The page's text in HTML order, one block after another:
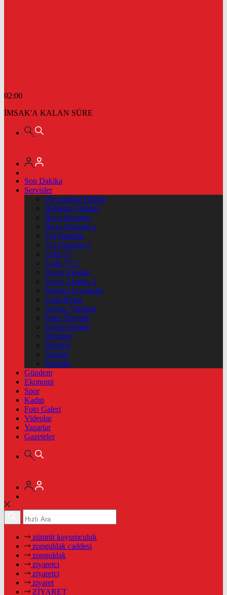
02:00
İMSAK'A KALAN SÜRE
Son Dakika
Servisler
Vizyondaki Filmler
Haftanin Filmleri
Hava Durumu
Hava Durumu 2
Yol Durumu
Yol Durumu 2
Canlı Tv
Canlı Tv 2
Yayın Akışları
Yayın Akışları 2
Nöbetçi Eczaneler
Canlı Borsa
Namaz Vakitleri
Puan Durumu
Kripto Paralar
Dövizler
Hisseler
Altınlar
Pariteler
Gündem
Ekonomi
Spor
Kadın
Foto Galeri
Videolar
Yazarlar
Gazeteler
zümrüt kuyumculuk
zonguldak caddesi
zonguldak
ziyaretci
ziyaretçi
ziyaret
ZİYARET